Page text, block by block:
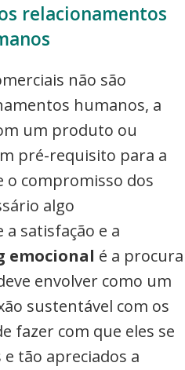
relacionamentos
não são
humanos, a
um produto ou
pré-requisito para a
o compromisso dos
algo
satisfação e a
emocional é a procura
envolver como um
sustentável com os
fazer com que eles se
tão apreciados a